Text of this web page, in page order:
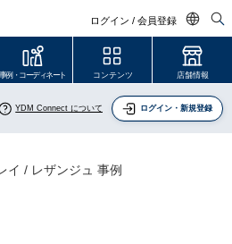
ログイン / 会員登録
日本語
中文简体
事例・コーディネート コンテンツ 店舗情報
YDM Connect について ログイン・新規登録
イ / レザンジュ 事例